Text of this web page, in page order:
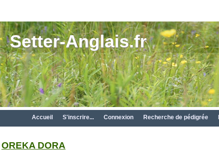
Setter-Anglais.fr
Accueil S'inscrire... Connexion Recherche de pédigrée
OREKA DORA